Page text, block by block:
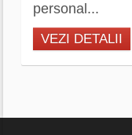
personal...
VEZI DETALII